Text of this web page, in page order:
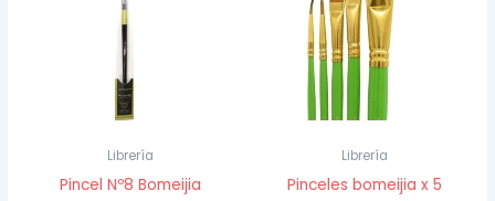
Librería
Pincel Nº8 Bomeijia
Librería
Pinceles bomeijia x 5